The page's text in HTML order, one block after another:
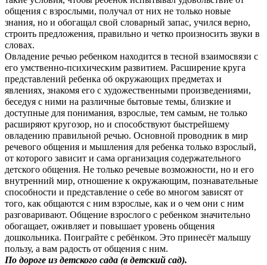
общения с взрослыми, получал от них не только новые
знания, но и обогащал свой словарный запас, учился верно,
строить предложения, правильно и четко произносить звуки в
словах.
Овладение речью ребенком находится в тесной взаимосвязи с
его умственно-психическим развитием. Расширение круга
представлений ребенка об окружающих предметах и
явлениях, знакомя его с художественными произведениями,
беседуя с ними на различные бытовые темы, близкие и
доступные для понимания, взрослые, тем самым, не только
расширяют кругозор, но и способствуют быстрейшему
овладению правильной речью. Основной проводник в мир
речевого общения и мышления для ребенка только взрослый,
от которого зависит и сама организация содержательного
детского общения. Не только речевые возможности, но и его
внутренний мир, отношение к окружающим, познавательные
способности и представление о себе во многом зависят от
того, как общаются с ним взрослые, как и о чем они с ним
разговаривают. Общение взрослого с ребенком значительно
обогащает, оживляет и повышает уровень общения
дошкольника. Поиграйте с ребёнком. Это принесёт малышу
пользу, а вам радость от общения с ним.
По дороге из детского сада (в детский сад).